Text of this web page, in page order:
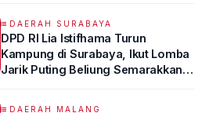
DAERAH SURABAYA
DPD RI Lia Istifhama Turun
Kampung di Surabaya, Ikut Lomba
Jarik Puting Beliung Semarakkan
DAERAH MALANG